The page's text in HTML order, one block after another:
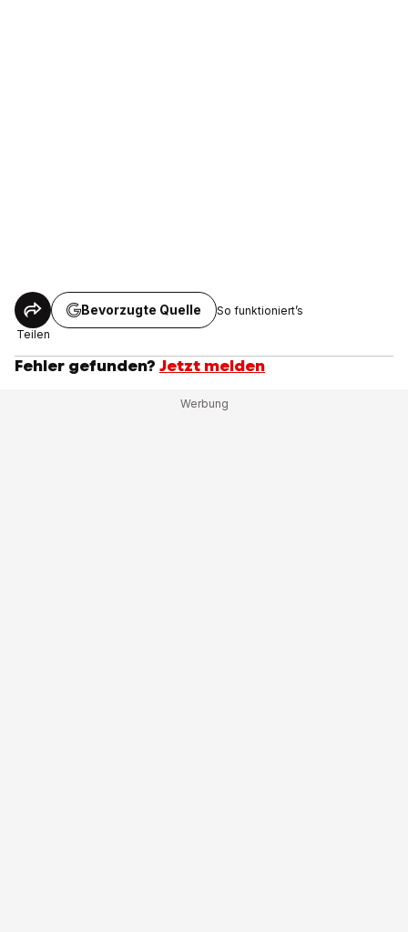
Teilen
Bevorzugte Quelle So funktioniert’s
Fehler gefunden? Jetzt melden